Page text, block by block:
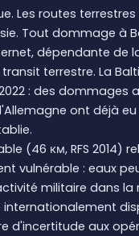
Les routes terrestres
Tout dommage à
dépendante de
terrestre. La
: des dommages
ont déjà eu
(46 км, RFS 2014)
vulnérable : eaux
militaire dans la
d'incertitude aux